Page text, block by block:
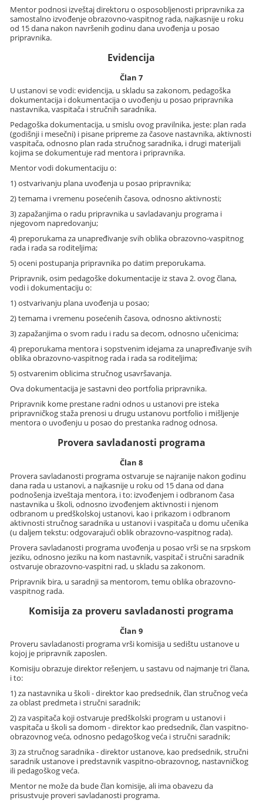
Mentor podnosi izveštaj direktoru o osposobljenosti pripravnika za
samostalno izvođenje obrazovno-vaspitnog rada, najkasnije u roku
od 15 dana nakon navršenih godinu dana uvođenja u posao
pripravnika.
Evidencija
Član 7
U ustanovi se vodi: evidencija, u skladu sa zakonom, pedagoška
dokumentacija i dokumentacija o uvođenju u posao pripravnika
nastavnika, vaspitača i stručnih saradnika.
Pedagoška dokumentacija, u smislu ovog pravilnika, jeste: plan rada
(godišnji i mesečni) i pisane pripreme za časove nastavnika, aktivnosti
vaspitača, odnosno plan rada stručnog saradnika, i drugi materijali
kojima se dokumentuje rad mentora i pripravnika.
Mentor vodi dokumentaciju o:
1) ostvarivanju plana uvođenja u posao pripravnika;
2) temama i vremenu posećenih časova, odnosno aktivnosti;
3) zapažanjima o radu pripravnika u savladavanju programa i
njegovom napredovanju;
4) preporukama za unapređivanje svih oblika obrazovno-vaspitnog
rada i rada sa roditeljima;
5) oceni postupanja pripravnika po datim preporukama.
Pripravnik, osim pedagoške dokumentacije iz stava 2. ovog člana,
vodi i dokumentaciju o:
1) ostvarivanju plana uvođenja u posao;
2) temama i vremenu posećenih časova, odnosno aktivnosti;
3) zapažanjima o svom radu i radu sa decom, odnosno učenicima;
4) preporukama mentora i sopstvenim idejama za unapređivanje svih
oblika obrazovno-vaspitnog rada i rada sa roditeljima;
5) ostvarenim oblicima stručnog usavršavanja.
Ova dokumentacija je sastavni deo portfolia pripravnika.
Pripravnik kome prestane radni odnos u ustanovi pre isteka
pripravničkog staža prenosi u drugu ustanovu portfolio i mišljenje
mentora o uvođenju u posao do prestanka radnog odnosa.
Provera savladanosti programa
Član 8
Provera savladanosti programa ostvaruje se najranije nakon godinu
dana rada u ustanovi, a najkasnije u roku od 15 dana od dana
podnošenja izveštaja mentora, i to: izvođenjem i odbranom časa
nastavnika u školi, odnosno izvođenjem aktivnosti i njenom
odbranom u predškolskoj ustanovi, kao i prikazom i odbranom
aktivnosti stručnog saradnika u ustanovi i vaspitača u domu učenika
(u daljem tekstu: odgovarajući oblik obrazovno-vaspitnog rada).
Provera savladanosti programa uvođenja u posao vrši se na srpskom
jeziku, odnosno jeziku na kom nastavnik, vaspitač i stručni saradnik
ostvaruje obrazovno-vaspitni rad, u skladu sa zakonom.
Pripravnik bira, u saradnji sa mentorom, temu oblika obrazovno-
vaspitnog rada.
Komisija za proveru savladanosti programa
Član 9
Proveru savladanosti programa vrši komisija u sedištu ustanove u
kojoj je pripravnik zaposlen.
Komisiju obrazuje direktor rešenjem, u sastavu od najmanje tri člana,
i to:
1) za nastavnika u školi - direktor kao predsednik, član stručnog veća
za oblast predmeta i stručni saradnik;
2) za vaspitača koji ostvaruje predškolski program u ustanovi i
vaspitača u školi sa domom - direktor kao predsednik, član vaspitno-
obrazovnog veća, odnosno pedagoškog veća i stručni saradnik;
3) za stručnog saradnika - direktor ustanove, kao predsednik, stručni
saradnik ustanove i predstavnik vaspitno-obrazovnog, nastavničkog
ili pedagoškog veća.
Mentor ne može da bude član komisije, ali ima obavezu da
prisustvuje proveri savladanosti programa.